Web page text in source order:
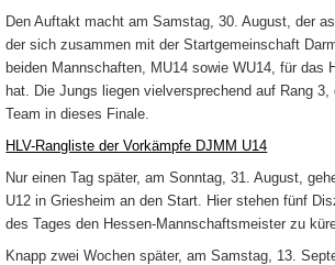
Den Auftakt macht am Samstag, 30. August, der
der sich zusammen mit der Startgemeinschaft
beiden Mannschaften, MU14 sowie WU14, für das
hat. Die Jungs liegen vielversprechend auf Rang
Team in dieses Finale.
HLV-Rangliste der Vorkämpfe DJMM U14
Nur einen Tag später, am Sonntag, 31. August,
U12 in Griesheim an den Start. Hier stehen fünf
des Tages den Hessen-Mannschaftsmeister zu
Knapp zwei Wochen später, am Samstag, 13.